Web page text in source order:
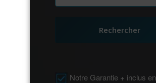
Rechercher
Notre Garantie + inclus en